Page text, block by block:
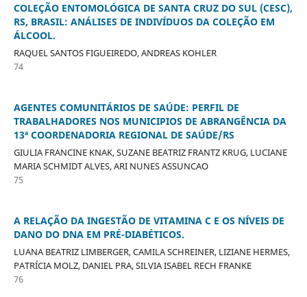
COLEÇÃO ENTOMOLÓGICA DE SANTA CRUZ DO SUL (CESC),
RS, BRASIL: ANÁLISES DE INDIVÍDUOS DA COLEÇÃO EM
ÁLCOOL.
RAQUEL SANTOS FIGUEIREDO, ANDREAS KOHLER
74
AGENTES COMUNITÁRIOS DE SAÚDE: PERFIL DE
TRABALHADORES NOS MUNICIPIOS DE ABRANGÊNCIA DA
13ª COORDENADORIA REGIONAL DE SAÚDE/RS
GIULIA FRANCINE KNAK, SUZANE BEATRIZ FRANTZ KRUG, LUCIANE
MARIA SCHMIDT ALVES, ARI NUNES ASSUNCAO
75
A RELAÇÃO DA INGESTÃO DE VITAMINA C E OS NÍVEIS DE
DANO DO DNA EM PRÉ-DIABÉTICOS.
LUANA BEATRIZ LIMBERGER, CAMILA SCHREINER, LIZIANE HERMES,
PATRÍCIA MOLZ, DANIEL PRA, SILVIA ISABEL RECH FRANKE
76